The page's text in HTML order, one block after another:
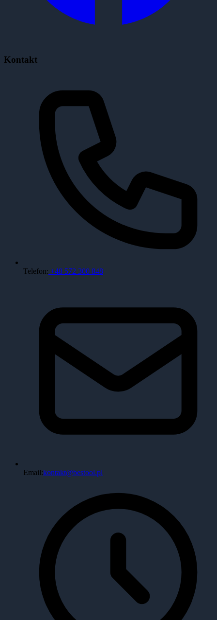
Kontakt
Telefon: +48 572 300 848
Email:kontakt@bestool.pl